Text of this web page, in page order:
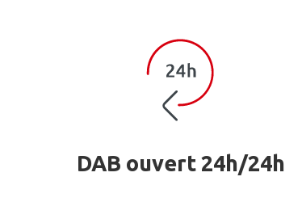
DAB ouvert 24h/24h